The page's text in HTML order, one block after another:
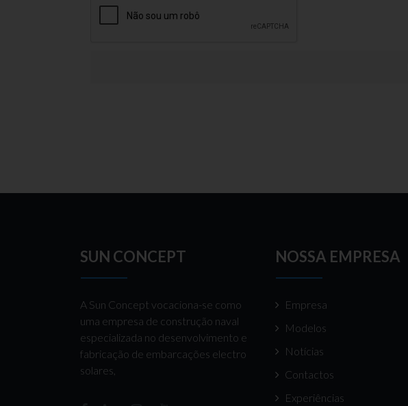
SUN CONCEPT
A Sun Concept vocaciona-se como
uma empresa de construção naval
especializada no desenvolvimento e
fabricação de embarcações electro
solares,
NOSSA EMPRESA
Empresa
Modelos
Notícias
Contactos
Experiências